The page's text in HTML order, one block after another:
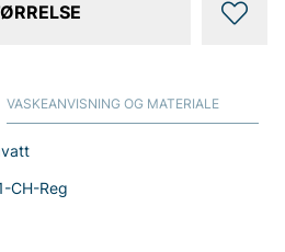
CH-Reg
VASKEANVISNING OG MATERIALE